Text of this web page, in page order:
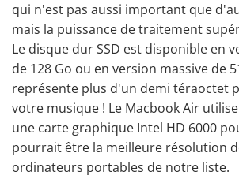
qui n'est pas aussi important que
mais la puissance de traitement
Le disque dur SSD est disponible en
de 128 Go ou en version massive de
représente plus d'un demi téraoctet
votre musique ! Le Macbook Air
une carte graphique Intel HD 6000
pourrait être la meilleure résolution
ordinateurs portables de notre liste.